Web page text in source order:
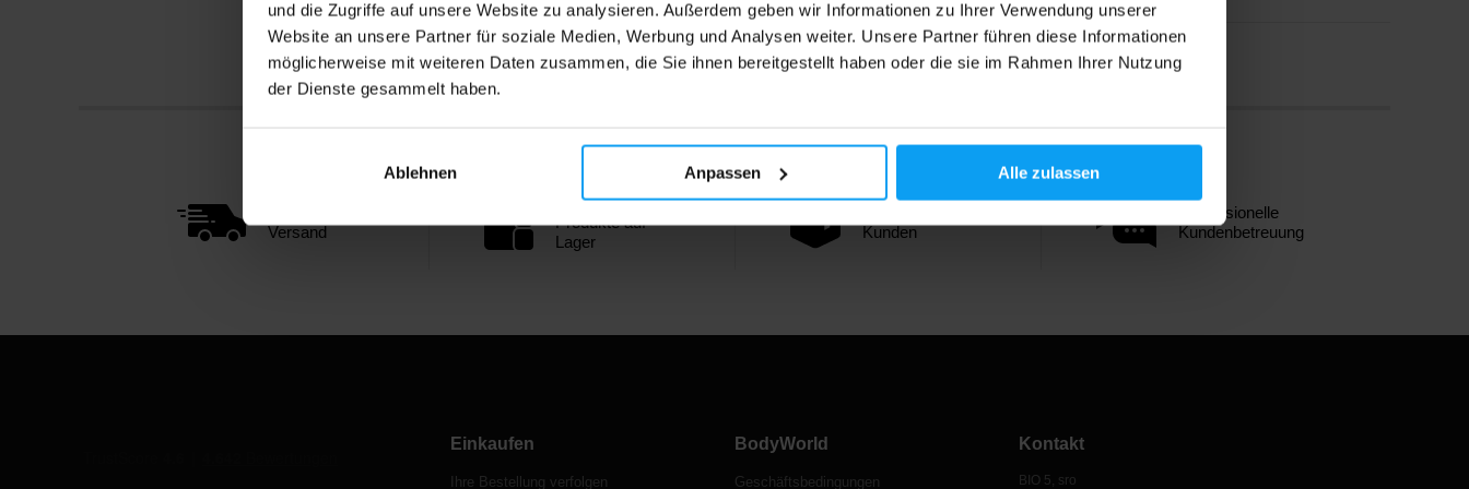
und die Zugriffe auf unsere Website zu analysieren. Außerdem geben wir Informationen zu Ihrer Verwendung unserer
Website an unsere Partner für soziale Medien, Werbung und Analysen weiter. Unsere Partner führen diese Informationen
möglicherweise mit weiteren Daten zusammen, die Sie ihnen bereitgestellt haben oder die sie im Rahmen Ihrer Nutzung
der Dienste gesammelt haben.
Ablehnen Anpassen Alle zulassen
Versand
Über 3000
Produkte auf
Lager
Kunden
Professionelle
Kundenbetreuung
Einkaufen
Ihre Bestellung verfolgen
BodyWorld
Geschäftsbedingungen
Kontakt
BIO 5, sro